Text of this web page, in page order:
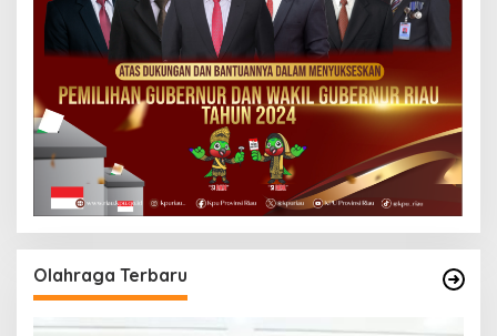
Olahraga Terbaru